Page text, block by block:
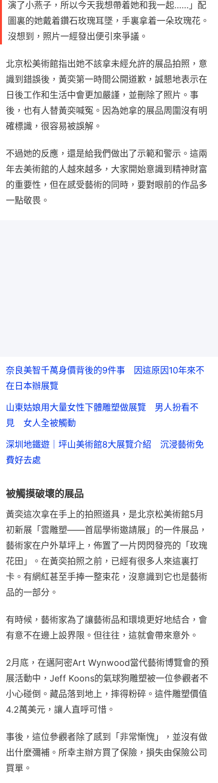
演了小燕子，所以今天我想帶着她和我一起......」配
圖裏的她戴着鑽石玫瑰耳墜，手裏拿着一朵玫瑰花。
沒想到，照片一經發出便引來爭議。
北京松美術館指出她不該拿未經允許的展品拍照，意
識到錯誤後，黃奕第一時間公開道歉，誠懇地表示在
日後工作和生活中會更加嚴謹，並刪除了照片。事
後，也有人替黃奕喊冤。因為她拿的展品周圍沒有明
確標識，很容易被誤解。
不過她的反應，還是給我們做出了示範和警示。這兩
年去美術館的人越來越多，大家開始意識到精神財富
的重要性，但在感受藝術的同時，要對眼前的作品多
一點敬畏。
奈良美智千萬身價背後的9件事 因這原因10年來不
在日本辦展覽
山東姑娘用大量女性下體雕塑做展覽 男人扮看不
見 女人全被觸動
深圳地鐵遊｜坪山美術館8大展覽介紹 沉浸藝術免
費好去處
被觸摸破壞的展品
黃奕這次拿在手上的拍照道具，是北京松美術館5月
初新展「雲雕塑——首屆學術邀請展」的一件展品，
藝術家在户外草坪上，佈置了一片閃閃發亮的「玫瑰
花田」。在黃奕拍照之前，已經有很多人來這裏打
卡。有網紅甚至手捧一整束花，沒意識到它也是藝術
品的一部分。
有時候，藝術家為了讓藝術品和環境更好地結合，會
有意不在邊上設界限。但往往，這就會帶來意外。
2月底，在邁阿密Art Wynwood當代藝術博覽會的預
展活動中，Jeff Koons的氣球狗雕塑被一位參觀者不
小心碰倒。藏品落到地上，摔得粉碎。這件雕塑價值
4.2萬美元，讓人直呼可惜。
事後，這位參觀者除了感到「非常慚愧」，並沒有做
出什麼彌補。所幸主辦方買了保險，損失由保險公司
買單。